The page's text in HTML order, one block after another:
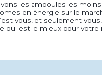
les ampoules les
en énergie sur le
vous, et seulement
qui est le mieux pour votre